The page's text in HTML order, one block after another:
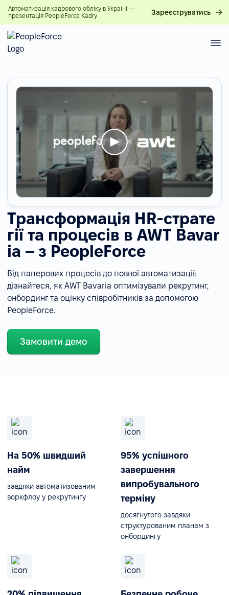
Автоматизація кадрового обліку в Україні —
презентація PeopleForce Kadry
Зареєструватись
Трансформація HR-страте
гії та процесів в AWT Bavar
ia – з PeopleForce
Від паперових процесів до повної автоматизації:
дізнайтеся, як AWT Bavaria оптимізували рекрутинг,
онбординг та оцінку співробітників за допомогою
PeopleForce.
Замовити демо
На 50% швидший
найм
завдяки автоматизованим
воркфлоу у рекрутингу
95% успішного
завершення
випробувального
терміну
досягнутого завдяки
структурованим планам з
онбордингу